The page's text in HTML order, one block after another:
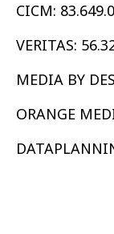
CICM:
VERITAS:
MEDIA BY
ORANGE